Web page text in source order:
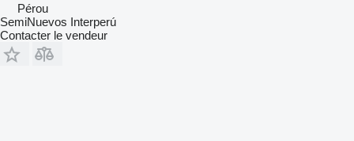
Pérou
SemiNuevos Interperú
Contacter le vendeur